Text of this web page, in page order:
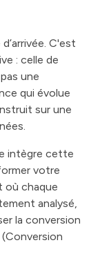
C'est
: celle de
une
qui évolue
sur une
intègre cette
votre
où chaque
analysé,
la conversion